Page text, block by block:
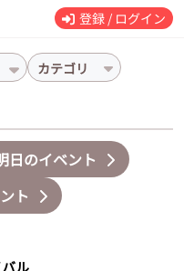
登録 / ログイン
カテゴリ
日のイベント
ト
ル